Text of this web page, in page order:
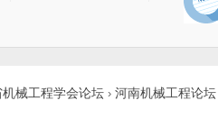
械工程学会论坛 › 河南机械工程论坛